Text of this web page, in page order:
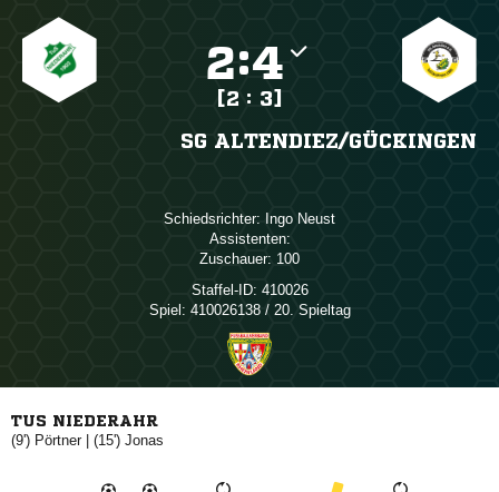
:
[2 : 3]
SG ALTENDIEZ/​GÜCKINGEN
Schiedsrichter:  
Assistenten:
Zuschauer: 100
Staffel-ID: 410026
Spiel: 410026138 / 20. Spieltag
TUS NIEDERAHR
(9') | (15') 